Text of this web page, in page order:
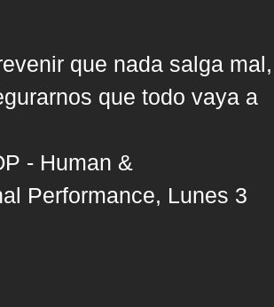
que nada salga mal,
que todo vaya a
- Human &
Performance, Lunes 3